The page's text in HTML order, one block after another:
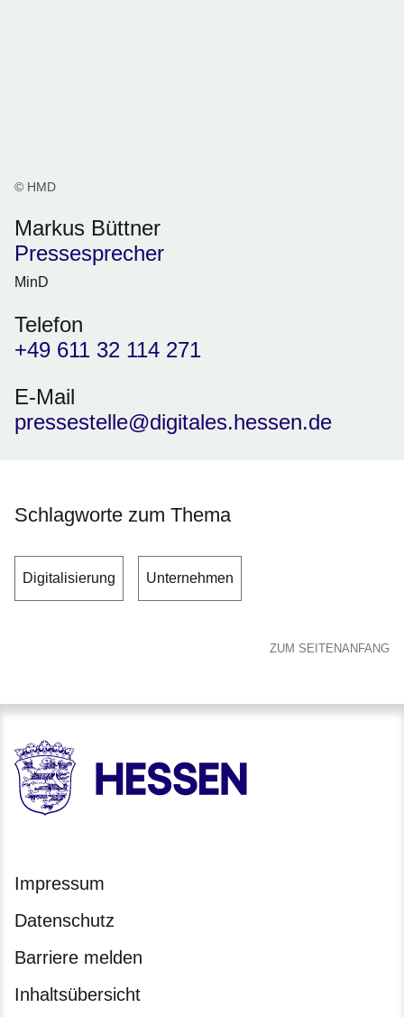
© HMD
Markus Büttner
Pressesprecher
MinD
Telefon
+49 611 32 114 271
E-Mail
pressestelle@digitales.hessen.de
Schlagworte zum Thema
Digitalisierung Unternehmen
ZUM SEITENANFANG
HESSEN - Hessische Landesregierung
Impressum
Datenschutz
Barriere melden
Inhaltsübersicht